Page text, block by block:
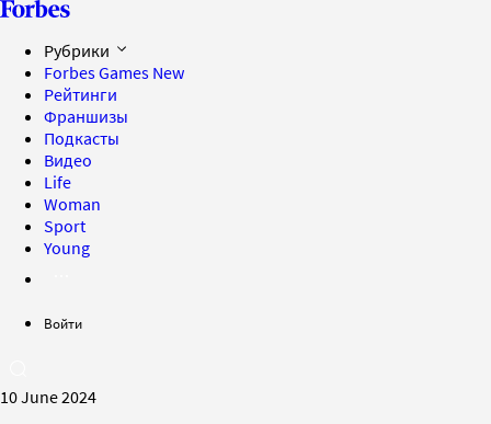
Рубрики
Forbes Games New
Рейтинги
Франшизы
Подкасты
Видео
Life
Woman
Sport
Young
Войти
10 June 2024